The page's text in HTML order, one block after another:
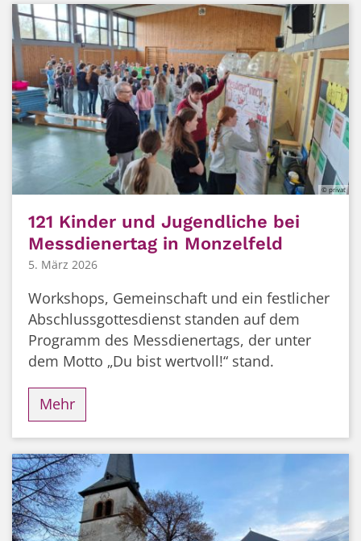
© privat
121 Kinder und Jugendliche bei
Messdienertag in Monzelfeld
5. März 2026
Workshops, Gemeinschaft und ein festlicher
Abschlussgottesdienst standen auf dem
Programm des Messdienertags, der unter
dem Motto „Du bist wertvoll!“ stand.
Mehr